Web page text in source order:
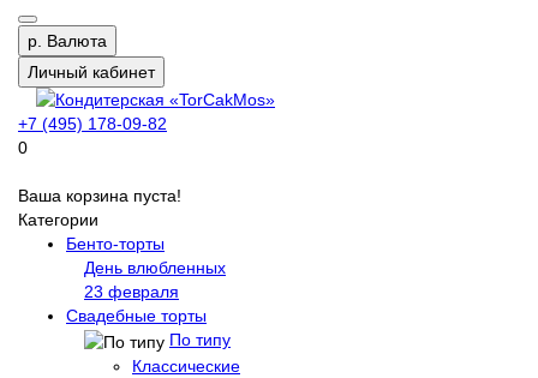
р. Валюта
Личный кабинет
+7 (495) 178-09-82
0
Ваша корзина пуста!
Категории
Бенто-торты
День влюбленных
23 февраля
Свадебные торты
По типу
Классические